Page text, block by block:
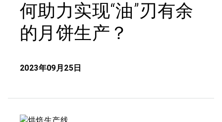
何助力实现“油”刃有余
的月饼生产？
2023年09月25日